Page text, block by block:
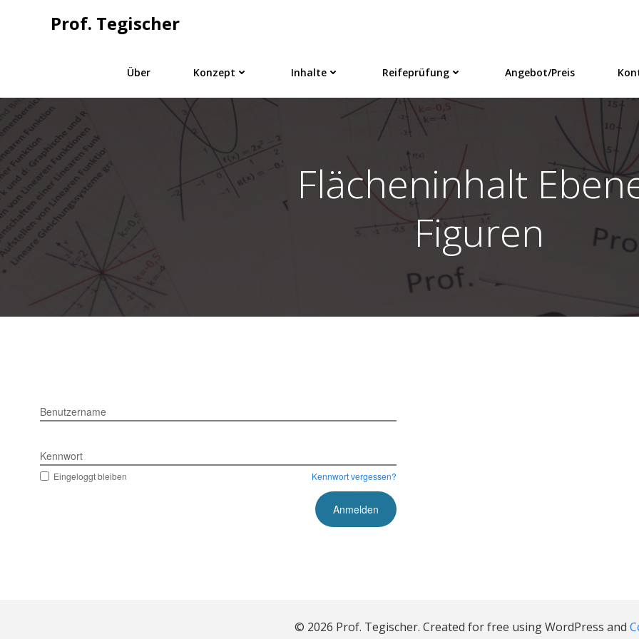
Prof. Tegischer
Über Konzept Inhalte Reifeprüfung Angebot/Preis
Flächeninhalt
Figuren
Benutzername
Kennwort
Eingeloggt bleiben Kennwort vergessen?
© 2026 Prof. Tegischer. Created for free using WordPress and